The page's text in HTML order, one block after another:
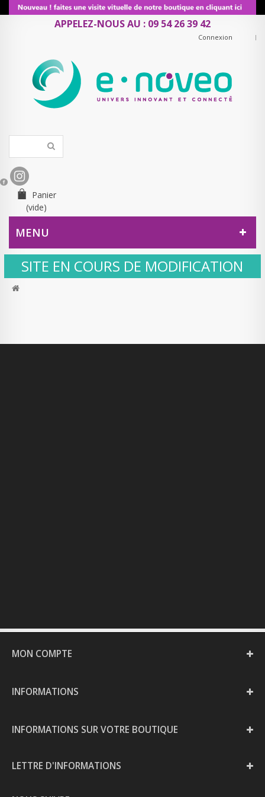
APPELEZ-NOUS AU : 09 54 26 39 42
Connexion
Panier
(vide)
MENU
SITE EN COURS DE MODIFICATION
MON COMPTE
INFORMATIONS
INFORMATIONS SUR VOTRE BOUTIQUE
LETTRE D'INFORMATIONS